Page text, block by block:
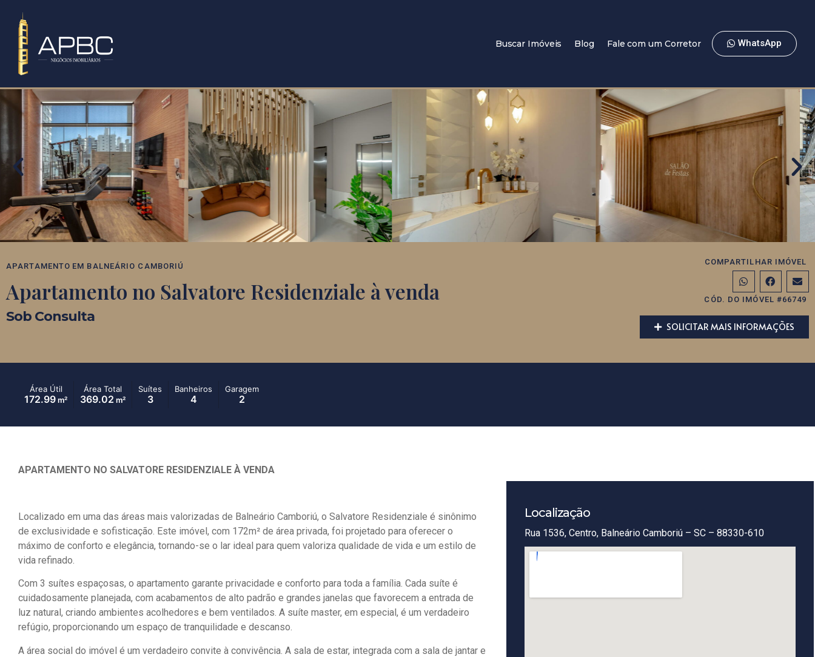
Buscar Imóveis Blog Fale com um Corretor WhatsApp
APARTAMENTO EM BALNEÁRIO CAMBORIÚ
Apartamento no Salvatore Residenziale à venda
Sob Consulta
COMPARTILHAR IMÓVEL
CÓD. DO IMÓVEL #66749
SOLICITAR MAIS INFORMAÇÕES
Área Útil
172.99 m²
Área Total
369.02 m²
Suítes
3
Banheiros
4
Garagem
2
APARTAMENTO NO SALVATORE RESIDENZIALE À VENDA
Localizado em uma das áreas mais valorizadas de Balneário Camboriú, o Salvatore Residenziale é sinônimo
de exclusividade e sofisticação. Este imóvel, com 172m² de área privada, foi projetado para oferecer o
máximo de conforto e elegância, tornando-se o lar ideal para quem valoriza qualidade de vida e um estilo de
vida refinado.
Com 3 suítes espaçosas, o apartamento garante privacidade e conforto para toda a família. Cada suíte é
cuidadosamente planejada, com acabamentos de alto padrão e grandes janelas que favorecem a entrada de
luz natural, criando ambientes acolhedores e bem ventilados. A suíte master, em especial, é um verdadeiro
refúgio, proporcionando um espaço de tranquilidade e descanso.
A área social do imóvel é um verdadeiro convite à convivência. A sala de estar, integrada com a sala de jantar e
Localização
Rua 1536, Centro, Balneário Camboriú – SC – 88330-610